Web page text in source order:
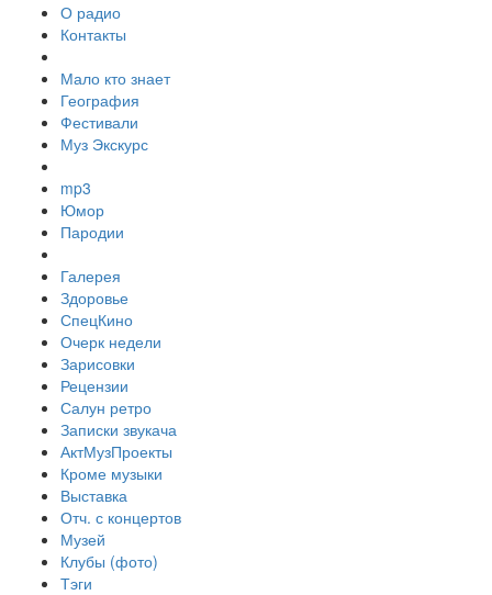
О радио
Контакты
Мало кто знает
География
Фестивали
Муз Экскурс
mp3
Юмор
Пародии
Галерея
Здоровье
СпецКино
Очерк недели
Зарисовки
Рецензии
Салун ретро
Записки звукача
АктМузПроекты
Кроме музыки
Выставка
Отч. с концертов
Музей
Клубы (фото)
Тэги